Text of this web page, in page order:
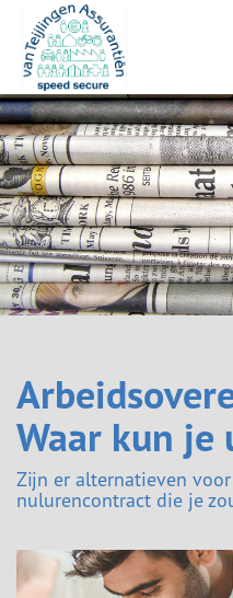
Waar kun je
Zijn er alternatieven
nulurencontract die je